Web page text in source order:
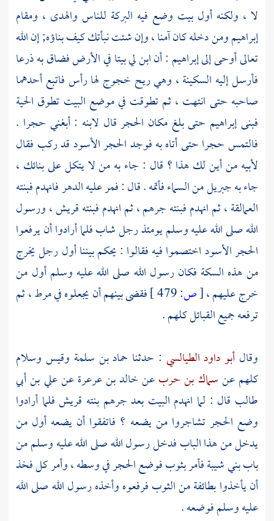
لا ، ولكنه أول بيت وضع فيه البركة للناس والهدى ، ومقام
إبراهيمومن دخله كان آمنا ، وإن شئت نبأتك كيف بناؤه; إن الله
تعالى أوحى إلىإبراهيم : أن ابن لي بيتا في الأرض فضاق به ذرعا
فأرسل إليه السكينة ، وهي ريح خجوج لها رأس فاتبع أحدهما
صاحبه حتى انتهت ، ثم تطوقت في موضع البيت تطوق الحية
فبنىإبراهيم حتى بلغ مكان الحجر قال لابنه : أبغني حجرا .
فالتمس حجرا حتى أتاه به فوجد الحجر الأسود قد ركب فقال
لأبيه من أين لك هذا ؟ قال : جاء به من لا يتكل على بنائك ،
جاء بهجبريلمن السماء فأتمه . قال : فمر عليه الدهر فانهدم فبنته
العمالقة ، ثم انهدم فبنتهجرهم ،ثم انهدم فبنتهقريش ،ورسول
الله صلى الله عليه وسلم يومئذ رجل شاب فلما أرادوا أن يرفعوا
الحجر الأسود اختصموا فيه فقالوا : يحكم بيننا أول رجل يخرج
من هذه السكة فكان رسول الله صلى الله عليه وسلم أول من
خرج عليهم ،[ص:
فقضى بينهم أن يجعلوه في مرط ، ثم
ترفعه جميع القبائل كلهم .
وقال أبو داود الطيالسي : حدثنا حماد بن سلمة وقيس وسلام
كلهم عنسماك بن حربعنخالد بن عرعرةعنعلي بن أبي
طالب قال : لما انهدم البيت بعدجرهم بنته قريشفلما أرادوا
وضع الحجر تشاجروا من يضعه ؟ فاتفقوا أن يضعه أول من
يدخل من هذا الباب فدخل رسول الله صلى الله عليه وسلم من
باببني شيبةفأمر بثوب فوضع الحجر في وسطه ، وأمر كل فخذ
أن يأخذوا بطائفة من الثوب فرفعوه وأخذه رسول الله صلى الله
عليه وسلم فوضعه .